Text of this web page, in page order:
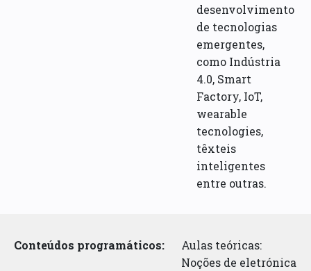
desenvolvimento
de tecnologias
emergentes,
como Indústria
4.0, Smart
Factory, IoT,
wearable
tecnologies,
têxteis
inteligentes
entre outras.
Conteúdos programáticos:
Aulas teóricas:
Noções de eletrónica